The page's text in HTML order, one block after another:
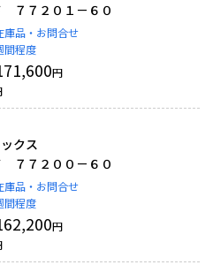
７７２０１－６０
庫品・お問合せ
間程度
円
クス
７７２００－６０
庫品・お問合せ
間程度
円